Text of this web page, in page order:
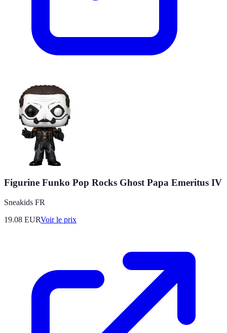
Figurine Funko Pop Rocks Ghost Papa Emeritus IV
Sneakids FR
19.08 EURVoir le prix